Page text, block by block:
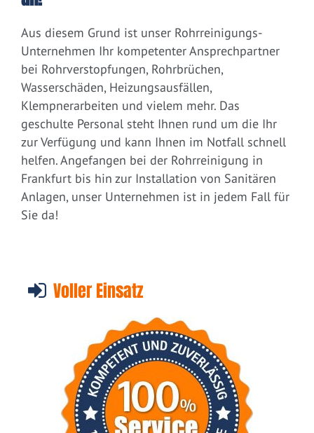
Aus diesem Grund ist unser Rohrreinigungs-
Unternehmen Ihr kompetenter Ansprechpartner
bei Rohrverstopfungen, Rohrbrüchen,
Wasserschäden, Heizungsausfällen,
Klempnerarbeiten und vielem mehr. Das
geschulte Personal steht Ihnen rund um die Ihr
zur Verfügung und kann Ihnen im Notfall schnell
helfen. Angefangen bei der Rohrreinigung in
Frankfurt bis hin zur Installation von Sanitären
Anlagen, unser Unternehmen ist in jedem Fall für
Sie da!
Voller Einsatz